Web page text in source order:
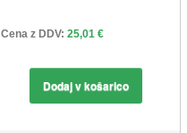
Cena z DDV: 25,01 €
Dodaj v košarico